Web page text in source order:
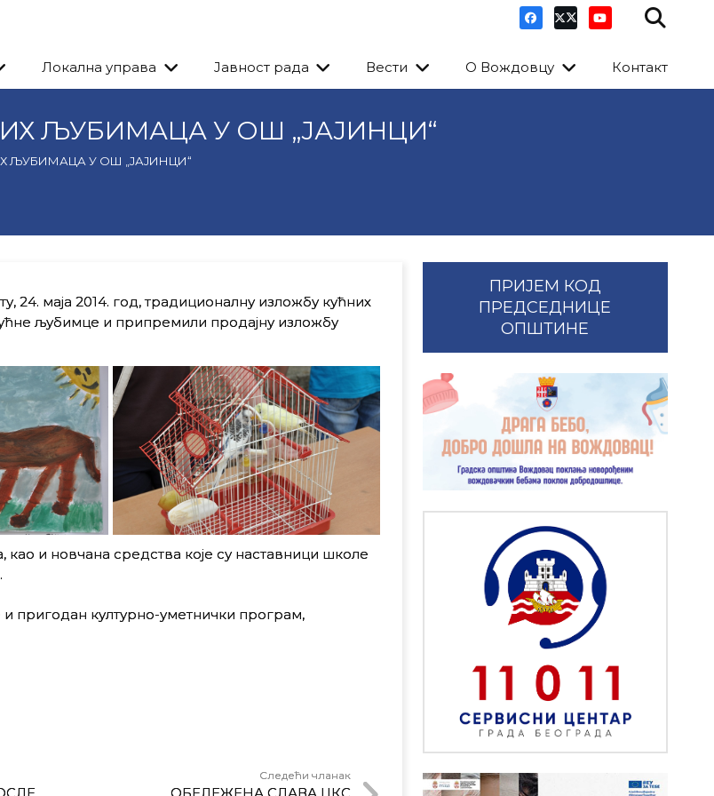
Локална управа Јавност рада Вести О Вождовцу Контакт
ЉУБИМАЦА У ОШ „ЈАЈИНЦИ“
У ОШ „ЈАЈИНЦИ“
24. маја 2014. год, традиционалну изложбу кућних
љубимце и припремили продајну изложбу
и новчана средства које су наставници школе
пригодан културно-уметнички програм,
Следећи чланак
ПРИЈЕМ КОД
ПРЕДСЕДНИЦЕ
ОПШТИНЕ